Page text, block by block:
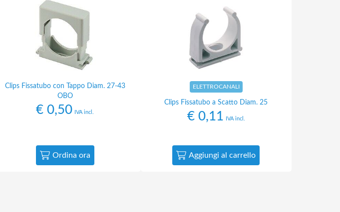
Clips Fissatubo con Tappo Diam. 27-43
OBO
€ 0,50 IVA incl.
Ordina ora
ELETTROCANALI
Clips Fissatubo a Scatto Diam. 25
€0,11 IVA incl.
Aggiungi al carrello